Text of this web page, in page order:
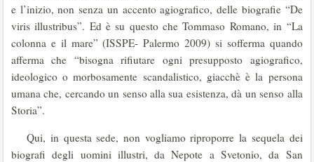
e l’inizio, non senza un accento agiografico, delle biografie “De
viris illustribus”. Ed è su questo che Tommaso Romano, in “La
colonna e il mare” (ISSPE- Palermo 2009) si sofferma quando
afferma che “bisogna rifiutare ogni presupposto agiografico,
ideologico o morbosamente scandalistico, giacchè è la persona
umana che, cercando un senso alla sua esistenza, dà un senso alla
Storia”.
Qui, in questa sede, non vogliamo riproporre la sequela dei
biografi degli uomini illustri, da Nepote a Svetonio, da San